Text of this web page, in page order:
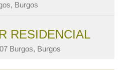
Burgos
RESIDENCIAL
Burgos, Burgos